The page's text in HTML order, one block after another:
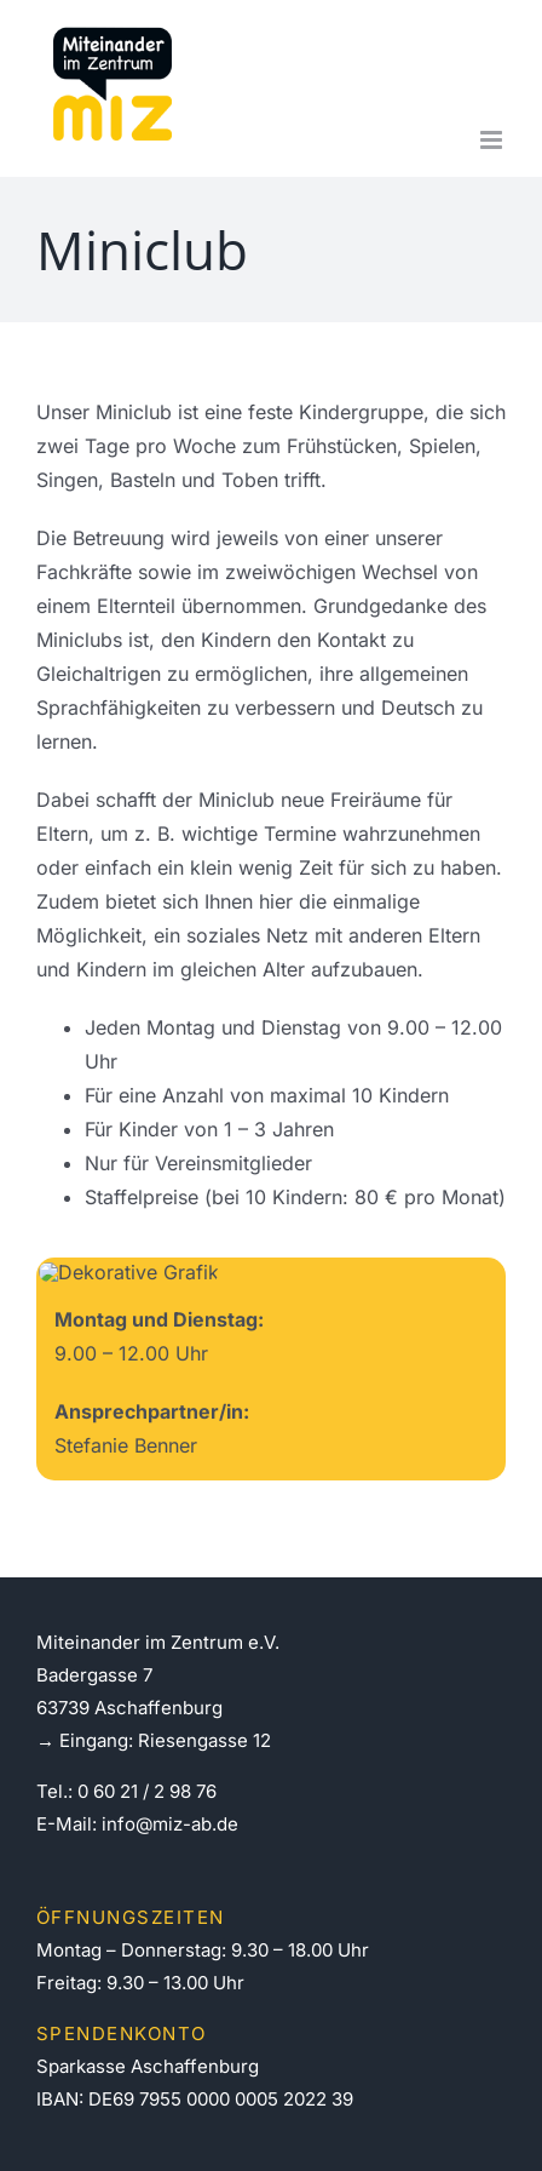
springen
Miniclub
Unser Miniclub ist eine feste Kindergruppe, die sich
zwei Tage pro Woche zum Frühstücken, Spielen,
Singen, Basteln und Toben trifft.
Die Betreuung wird jeweils von einer unserer
Fachkräfte sowie im zweiwöchigen Wechsel von
einem Elternteil übernommen. Grundgedanke des
Miniclubs ist, den Kindern den Kontakt zu
Gleichaltrigen zu ermöglichen, ihre allgemeinen
Sprachfähigkeiten zu verbessern und Deutsch zu
lernen.
Dabei schafft der Miniclub neue Freiräume für
Eltern, um z. B. wichtige Termine wahrzunehmen
oder einfach ein klein wenig Zeit für sich zu haben.
Zudem bietet sich Ihnen hier die einmalige
Möglichkeit, ein soziales Netz mit anderen Eltern
und Kindern im gleichen Alter aufzubauen.
Jeden Montag und Dienstag von 9.00 – 12.00
Uhr
Für eine Anzahl von maximal 10 Kindern
Für Kinder von 1 – 3 Jahren
Nur für Vereinsmitglieder
Staffelpreise (bei 10 Kindern: 80 € pro Monat)
Montag und Dienstag:
9.00 – 12.00 Uhr
Ansprechpartner/in:
Stefanie Benner
Miteinander im Zentrum e.V.
Badergasse 7
63739 Aschaffenburg
→ Eingang: Riesengasse 12
Tel.: 0 60 21 / 2 98 76
E-Mail: info@miz-ab.de
ÖFFNUNGSZEITEN
Montag – Donnerstag: 9.30 – 18.00 Uhr
Freitag: 9.30 – 13.00 Uhr
SPENDENKONTO
Sparkasse Aschaffenburg
IBAN: DE69 7955 0000 0005 2022 39